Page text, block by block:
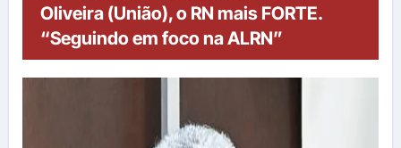
Oliveira (União), o RN mais FORTE.
“Seguindo em foco na ALRN”